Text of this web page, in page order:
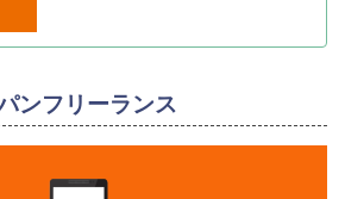
ンフリーランス